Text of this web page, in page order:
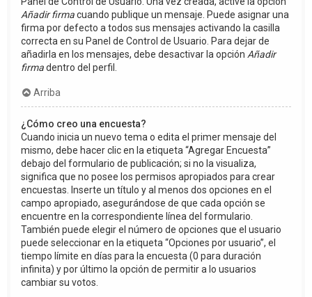
Añadir firmacuando publique un mensaje. Puede asignar una
firma por defecto a todos sus mensajes activando la casilla
correcta en su Panel de Control de Usuario. Para dejar de
añadirla en los mensajes, debe desactivar la opción Añadir
firmadentro del perfil.
Arriba
¿Cómo creo una encuesta?
Cuando inicia un nuevo tema o edita el primer mensaje del
mismo, debe hacer clic en la etiqueta “Agregar Encuesta”
debajo del formulario de publicación; si no la visualiza,
significa que no posee los permisos apropiados para crear
encuestas. Inserte un título y al menos dos opciones en el
campo apropiado, asegurándose de que cada opción se
encuentre en la correspondiente línea del formulario.
También puede elegir el número de opciones que el usuario
puede seleccionar en la etiqueta “Opciones por usuario”, el
tiempo límite en días para la encuesta (0 para duración
infinita) y por último la opción de permitir a lo usuarios
cambiar su votos.